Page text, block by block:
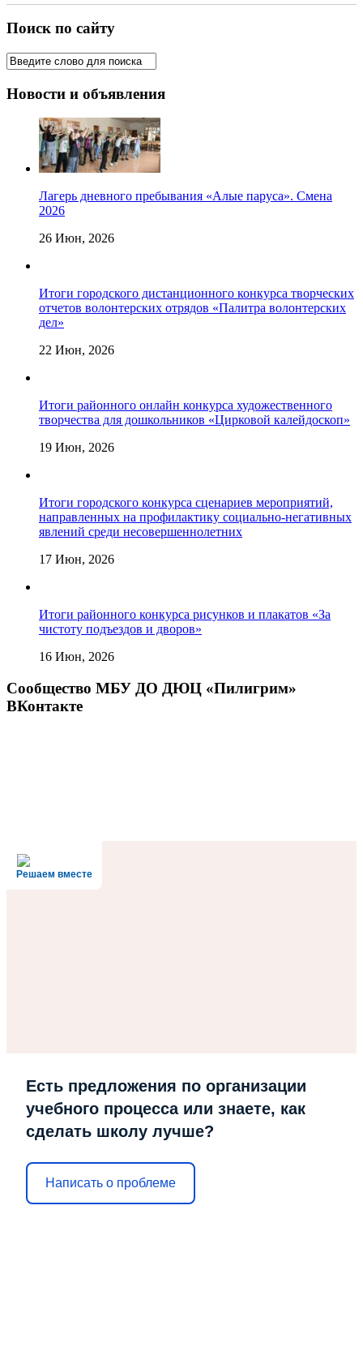
Поиск по сайту
Новости и объявления
Лагерь дневного пребывания «Алые паруса». Смена
2026
26 Июн, 2026
Итоги городского дистанционного конкурса творческих
отчетов волонтерских отрядов «Палитра волонтерских
дел»
22 Июн, 2026
Итоги районного онлайн конкурса художественного
творчества для дошкольников «Цирковой калейдоскоп»
19 Июн, 2026
Итоги городского конкурса сценариев мероприятий,
направленных на профилактику социально-негативных
явлений среди несовершеннолетних
17 Июн, 2026
Итоги районного конкурса рисунков и плакатов «За
чистоту подъездов и дворов»
16 Июн, 2026
Сообщество МБУ ДО ДЮЦ «Пилигрим»
ВКонтакте
Решаем вместе
Есть предложения по организации
учебного процесса или знаете, как
сделать школу лучше?
Написать о проблеме